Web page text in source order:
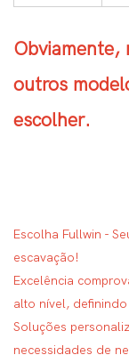
Obviamente,
outros
escolher.
Escolha Fullwin -
escavação!
Excelência
alto nível,
Soluções
necessidades de